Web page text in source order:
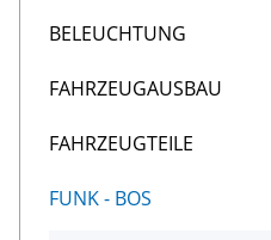
BELEUCHTUNG
FAHRZEUGAUSBAU
FAHRZEUGTEILE
FUNK - BOS